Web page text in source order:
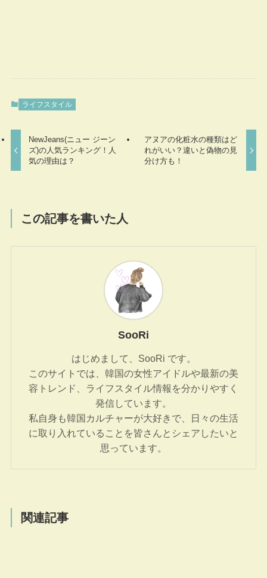
ライフスタイル
NewJeans(ニュー ジーン
ズ)の人気ランキング！人
気の理由は？
アヌアの化粧水の種類はど
れがいい？違いと偽物の見
分け方も！
この記事を書いた人
SooRi
はじめまして、SooRi です。
このサイトでは、韓国の女性アイドルや最新の美
容トレンド、ライフスタイル情報を分かりやすく
発信しています。
私自身も韓国カルチャーが大好きで、日々の生活
に取り入れていることを皆さんとシェアしたいと
思っています。
関連記事